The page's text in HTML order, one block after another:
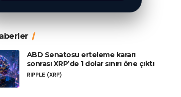
ABD Senatosu erteleme kararı
sonrası XRP’de 1 dolar sınırı öne çıktı
RIPPLE (XRP)